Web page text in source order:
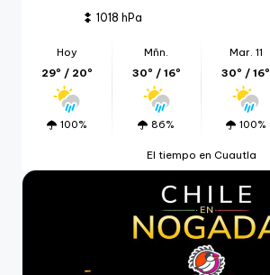
1018 hPa
Hoy
29º / 20º
100%
Mñn.
30º / 16º
86%
Mar. 11
30º / 16º
100%
El tiempo en Cuautla